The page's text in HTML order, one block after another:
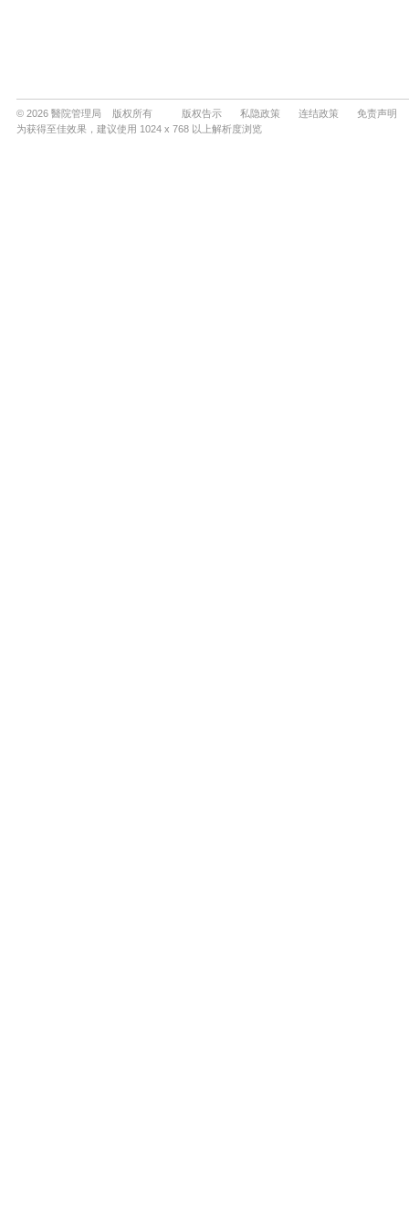
© 2026 醫院管理局 版权所有 版权告示 私隐政策 连结政策
免责声明
为获得至佳效果，建议使用 1024 x 768 以上解析度浏览